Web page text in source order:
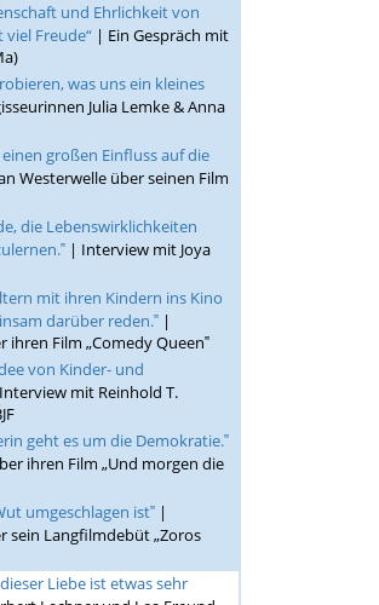
und Ehrlichkeit von
Freude“ | Ein Gespräch mit
was uns ein kleines
Julia Lemke & Anna
großen Einfluss auf die
Westerwelle über seinen Film
die Lebenswirklichkeiten
| Interview mit Joya
mit ihren Kindern ins Kino
darüber reden.‟ |
Film „Comedy Queen‟
von Kinder- und
mit Reinhold T.
geht es um die Demokratie.‟
ihren Film „Und morgen die
umgeschlagen ist‟ |
sein Langfilmdebüt „Zoros
Liebe ist etwas sehr